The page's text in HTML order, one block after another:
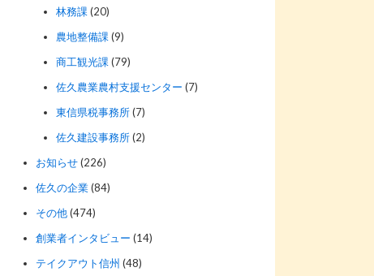
林務課 (20)
農地整備課 (9)
商工観光課 (79)
佐久農業農村支援センター (7)
東信県税事務所(7)
佐久建設事務所(2)
お知らせ(226)
佐久の企業(84)
その他(474)
創業者インタビュー (14)
テイクアウト信州 (48)